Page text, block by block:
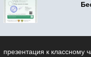
презентация к классному